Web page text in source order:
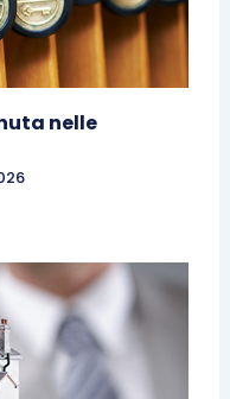
nelle